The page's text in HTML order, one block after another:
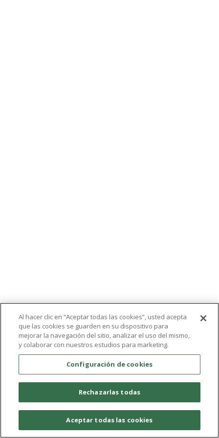
Al hacer clic en “Aceptar todas las cookies”, usted acepta
que las cookies se guarden en su dispositivo para
mejorar la navegación del sitio, analizar el uso del mismo,
y colaborar con nuestros estudios para marketing.
Configuración de cookies
Rechazarlas todas
Aceptar todas las cookies